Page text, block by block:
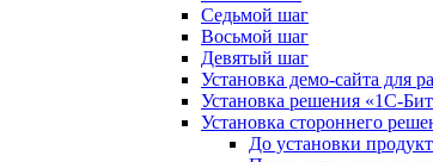
Седьмой шаг
Восьмой шаг
Девятый шаг
Установка демо-сайта для
Установка решения «1C-
Установка стороннего
До установки